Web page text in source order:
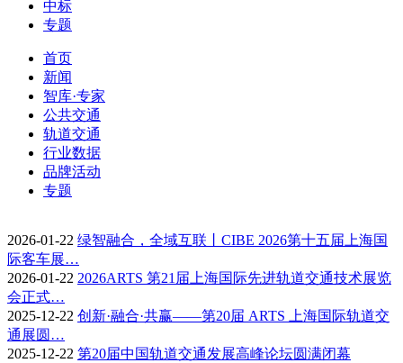
中标
专题
首页
新闻
智库·专家
公共交通
轨道交通
行业数据
品牌活动
专题
2026-01-22 绿智融合，全域互联丨CIBE 2026第十五届上海国
际客车展…
2026-01-22 2026ARTS 第21届上海国际先进轨道交通技术展览
会正式…
2025-12-22 创新·融合·共赢——第20届 ARTS 上海国际轨道交
通展圆…
2025-12-22 第20届中国轨道交通发展高峰论坛圆满闭幕